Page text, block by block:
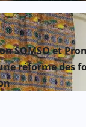
SOMSO et
réforme des